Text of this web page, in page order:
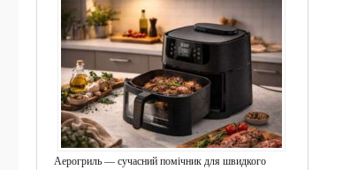
Аерогриль — сучасний помічник для швидкого